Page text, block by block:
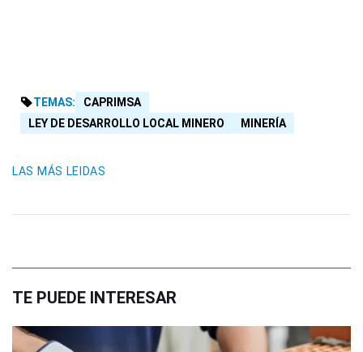
TEMAS:
CAPRIMSA
LEY DE DESARROLLO LOCAL MINERO
MINERÍA
LAS MÁS LEIDAS
TE PUEDE INTERESAR